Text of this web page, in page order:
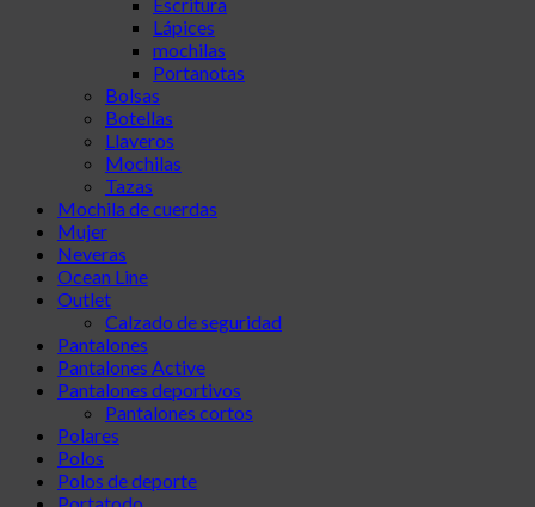
Lápices
mochilas
Portanotas
Bolsas
Botellas
Llaveros
Mochilas
Tazas
Mochila de cuerdas
Mujer
Neveras
Ocean Line
Outlet
Calzado de seguridad
Pantalones
Pantalones Active
Pantalones deportivos
Pantalones cortos
Polares
Polos
Polos de deporte